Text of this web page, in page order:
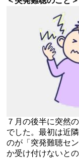
７月の後半に突然
でした。最初は近
のが「突発難聴セ
か受け付けないと